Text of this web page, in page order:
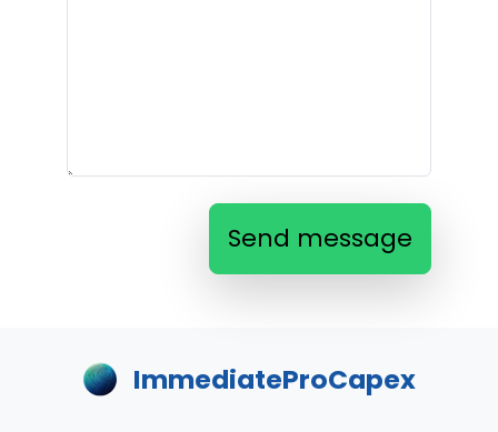
Send message
ImmediateProCapex